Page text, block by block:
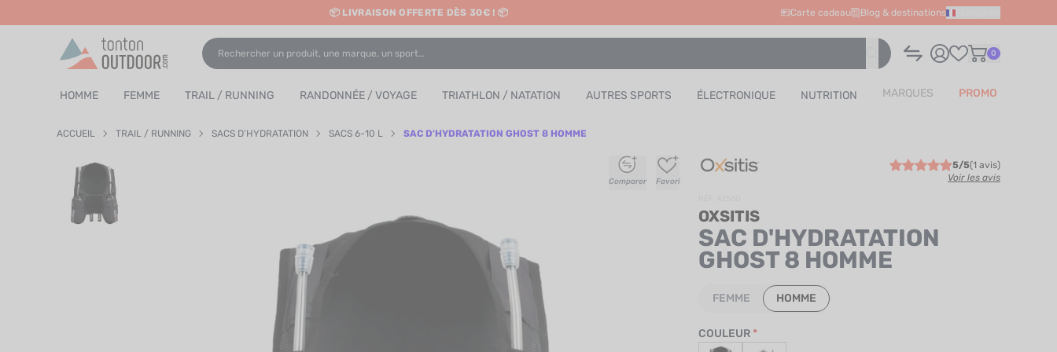
content
📦 LIVRAISON OFFERTE DÈS 30€ ! 📦
✨ RETRAIT EN MAGASIN GRATUIT
Carte cadeau Blog & destinations
0
HOMME FEMME TRAIL / RUNNING RANDONNÉE / VOYAGE TRIATHLON / NATATION AUTRES SPORTS ÉLECTRONIQUE NUTRITION MARQUES PROMO
ACCUEIL TRAIL / RUNNING SACS D’HYDRATATION SACS 6-10 L SAC D'HYDRATATION GHOST 8 HOMME
+
+
Comparer
+
+
Favori
5/5(1 avis)
Voir les avis
OXSITIS
SAC D'HYDRATATION
GHOST 8 HOMME
FEMME HOMME
COULEUR